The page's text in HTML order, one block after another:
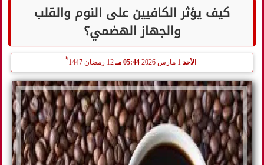
كيف يؤثر الكافيين على النوم والقلب
والجهاز الهضمي؟
الأحد 05:44 مـ 12 رمضان 1447
هـ